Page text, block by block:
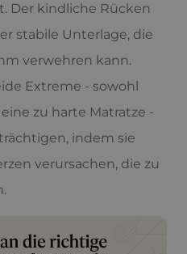
Der kindliche Rücken
stabile Unterlage, die
verwehren kann.
Extreme - sowohl
zu harte Matratze -
indem sie
verursachen, die zu